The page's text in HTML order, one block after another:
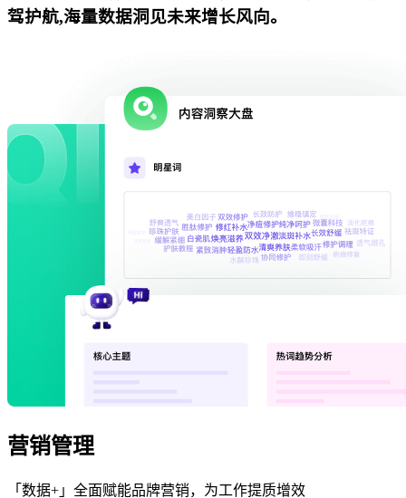
驾护航,海量数据洞见未来增长风向。
营销管理
「数据+」全面赋能品牌营销，为工作提质增效